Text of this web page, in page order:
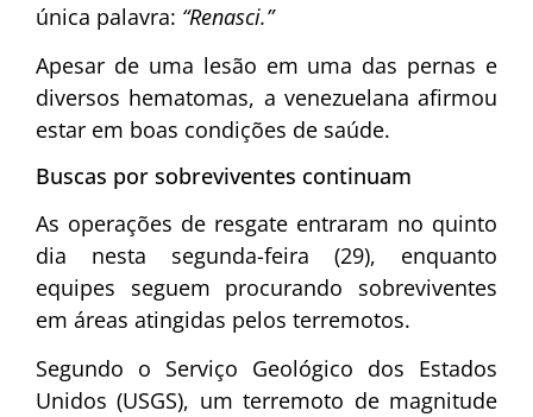
única palavra: “Renasci.”
Apesar de uma lesão em uma das pernas e
diversos hematomas, a venezuelana afirmou
estar em boas condições de saúde.
Buscas por sobreviventes continuam
As operações de resgate entraram no quinto
dia nesta segunda-feira (29), enquanto
equipes seguem procurando sobreviventes
em áreas atingidas pelos terremotos.
Segundo o Serviço Geológico dos Estados
Unidos (USGS), um terremoto de magnitude